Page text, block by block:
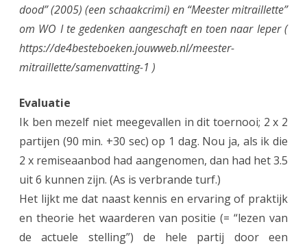
dood” (2005) (een schaakcrimi) en “Meester mitraillette”
om WO I te gedenken aangeschaft en toen naar Ieper (
https://de4besteboeken.jouwweb.nl/meester-
mitraillette/samenvatting-1 )
Evaluatie
Ik ben mezelf niet meegevallen in dit toernooi; 2 x 2
partijen (90 min. +30 sec) op 1 dag. Nou ja, als ik die
2 x remiseaanbod had aangenomen, dan had het 3.5
uit 6 kunnen zijn. (As is verbrande turf.)
Het lijkt me dat naast kennis en ervaring of praktijk
en theorie het waarderen van positie (= “lezen van
de actuele stelling”) de hele partij door een